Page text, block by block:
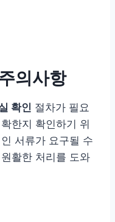
의사항
확인 절차가 필요
한지 확인하기 위
서류가 요구될 수
활한 처리를 도와